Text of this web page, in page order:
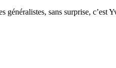
sans surprise, c’est